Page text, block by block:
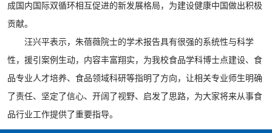
成国内国际双循环相互促进的新发展格局，为建设健康中国做出积极
贡献。
汪兴平表示，朱蓓薇院士的学术报告具有很强的系统性与科学
性，援引案例生动，内容丰富翔实，为我校食品学科博士点建设、食
品专业人才培养、食品领域科研等指明了方向，让相关专业师生明确
了责任、坚定了信心、开阔了视野、启发了思路，为大家将来从事食
品行业工作提供了重要指导。